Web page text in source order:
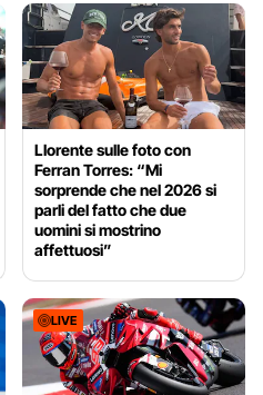
Llorente sulle foto con
Ferran Torres: “Mi
sorprende che nel 2026 si
parli del fatto che due
uomini si mostrino
affettuosi”
LIVE